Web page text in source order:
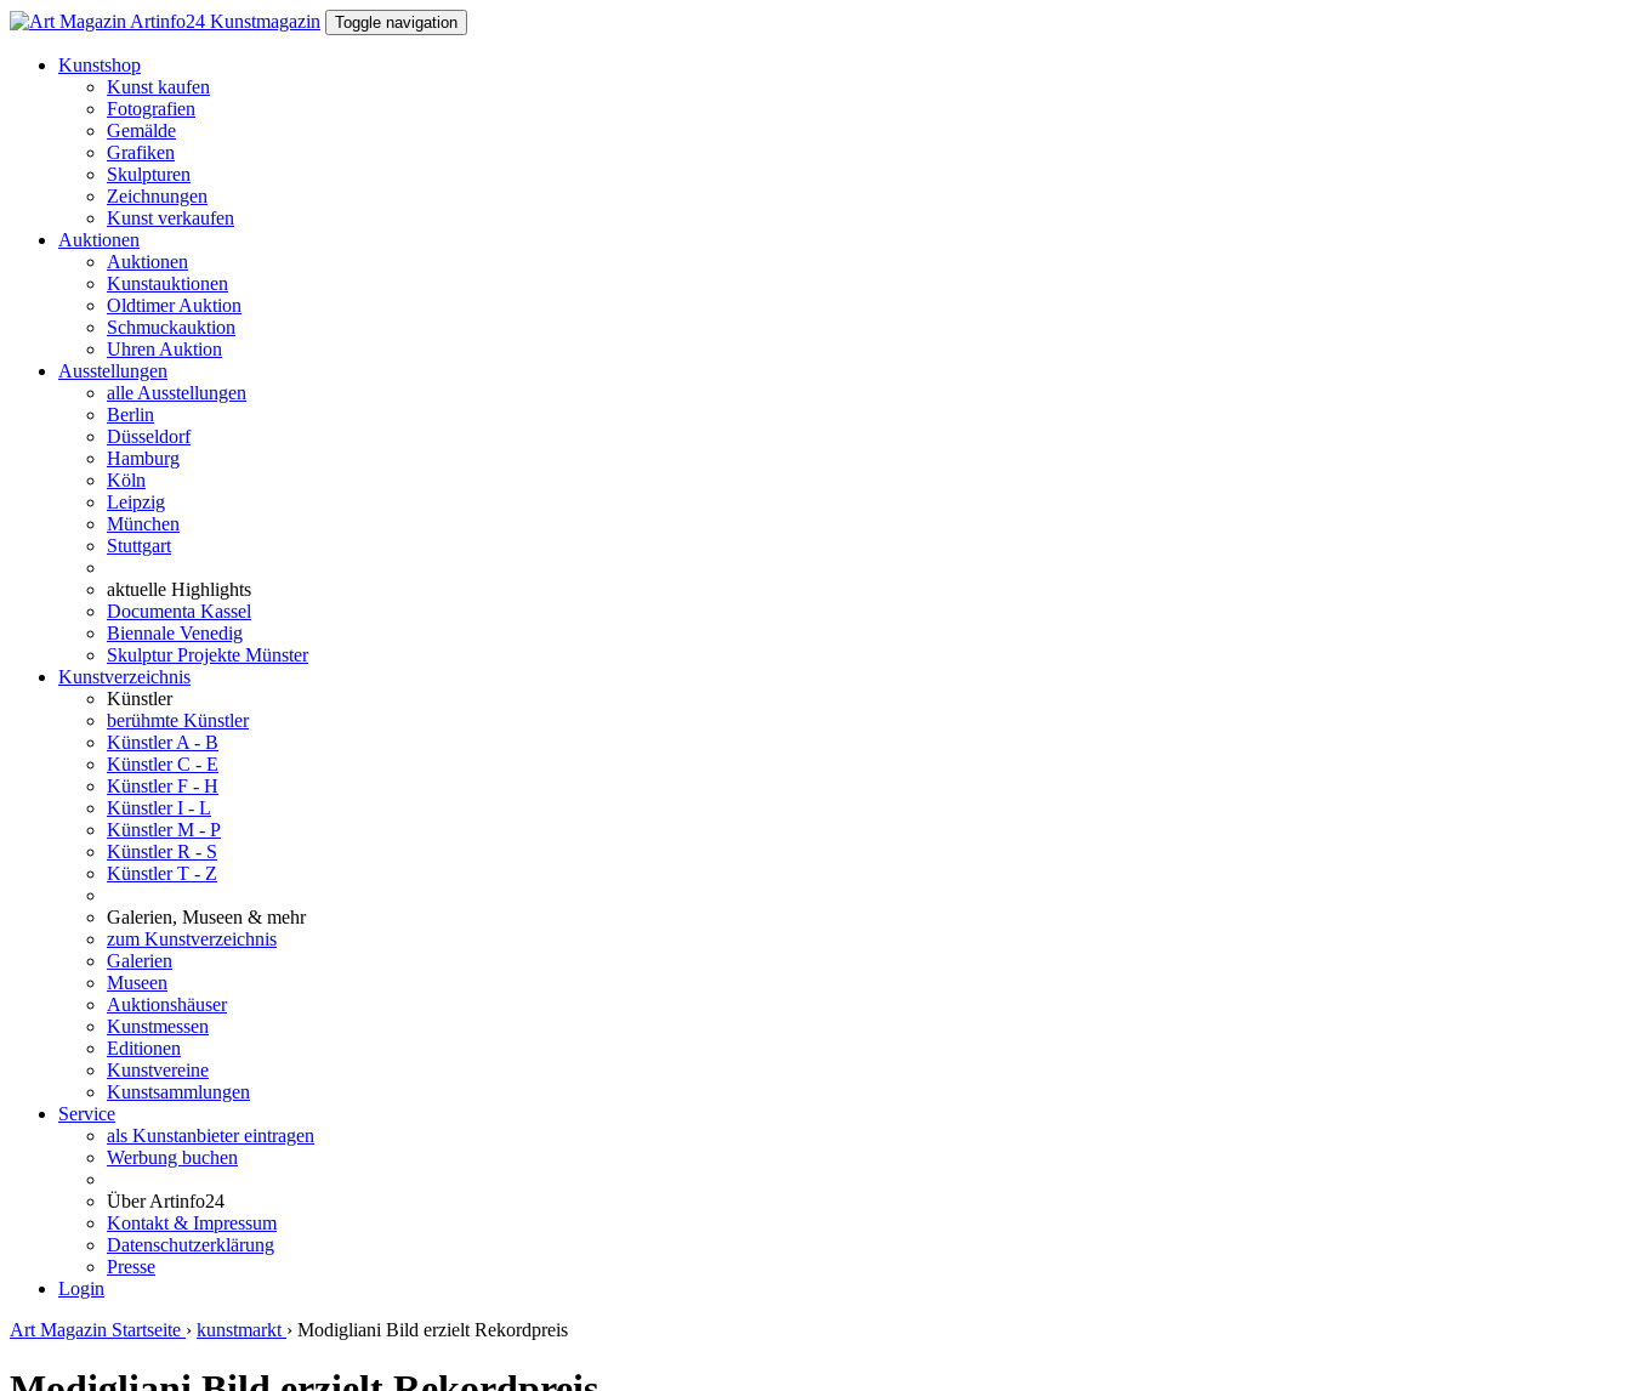
Toggle navigation
Kunstshop
Kunst kaufen
Fotografien
Gemälde
Grafiken
Skulpturen
Zeichnungen
Kunst verkaufen
Auktionen
Auktionen
Kunstauktionen
Oldtimer Auktion
Schmuckauktion
Uhren Auktion
Ausstellungen
alle Ausstellungen
Berlin
Düsseldorf
Hamburg
Köln
Leipzig
München
Stuttgart
aktuelle Highlights
Documenta Kassel
Biennale Venedig
Skulptur Projekte Münster
Kunstverzeichnis
Künstler
berühmte Künstler
Künstler A - B
Künstler C - E
Künstler F - H
Künstler I - L
Künstler M - P
Künstler R - S
Künstler T - Z
Galerien, Museen & mehr
zum Kunstverzeichnis
Galerien
Museen
Auktionshäuser
Kunstmessen
Editionen
Kunstvereine
Kunstsammlungen
Service
als Kunstanbieter eintragen
Werbung buchen
Über Artinfo24
Kontakt & Impressum
Datenschutzerklärung
Presse
Login
Art Magazin Startseite › kunstmarkt › Modigliani Bild erzielt Rekordpreis